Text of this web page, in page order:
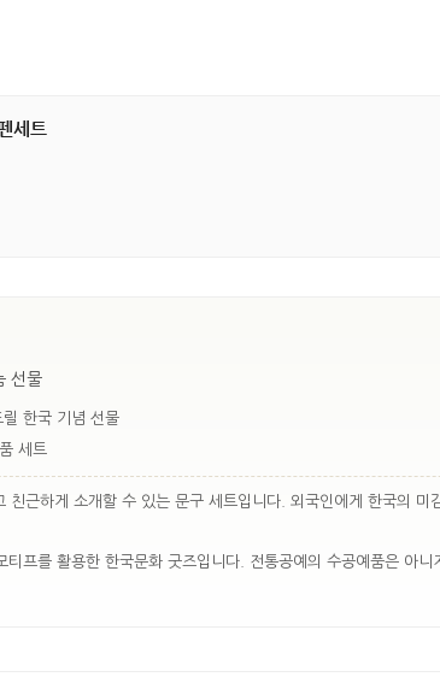
세트
선물
한국 기념 선물
세트
근하게 소개할 수 있는 문구 세트입니다. 외국인에게 한국의 미
프를 활용한 한국문화 굿즈입니다. 전통공예의 수공예품은 아니